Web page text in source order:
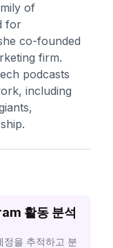
of
for
co-founded
firm.
podcasts
including
활동 분석
정을 추적하고 분